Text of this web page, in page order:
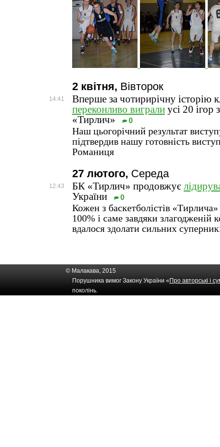
2 квітня, Вівторок
14:41
Вперше за чотирирічну історію
переконливо виграли усі 20 ігор
«Тирлич»
0
Наш цьогорічний результат
підтвердив нашу готовність
Романиця
27 лютого, Середа
12:43 БК «Тирлич» продовжує
України
0
Кожен з баскетболістів «Тирлича»
100% і саме завдяки злагодженій
вдалося здолати сильних
© Малакава, 2015
Порушника вимог Закону України « Про авторські і
поколінь.